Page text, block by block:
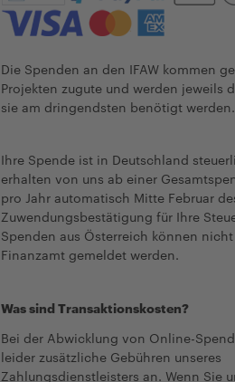
Die Spenden an den IFAW kommen
Projekten zugute und werden jeweils
sie am dringendsten benötigt werden.
Ihre Spende ist in Deutschland
erhalten von uns ab einer
pro Jahr automatisch Mitte Februar
Zuwendungsbestätigung für Ihre
Spenden aus Österreich können
Finanzamt gemeldet werden.
Was sind Transaktionskosten?
Bei der Abwicklung von Online-
leider zusätzliche Gebühren unseres
Zahlungsdienstleisters an. Wenn Sie